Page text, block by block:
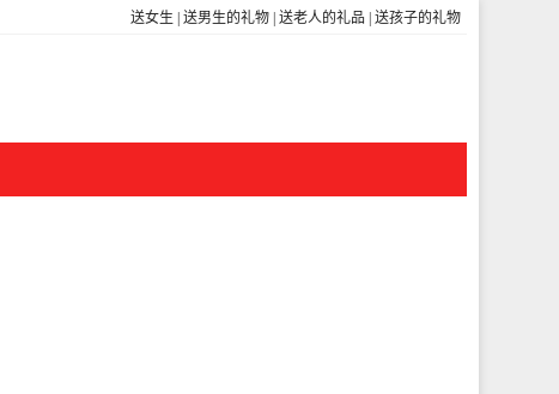
送女生 送男生的礼物 送老人的礼品 送孩子的礼物